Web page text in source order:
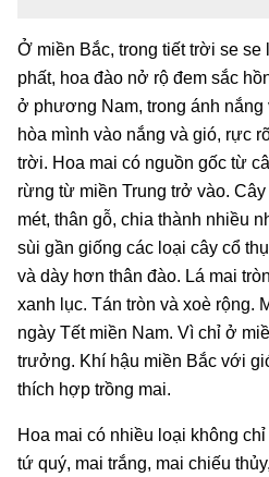
Ở miền Bắc, trong tiết trời se se
phất, hoa đào nở rộ đem sắc
ở phương Nam, trong ánh nắng
hòa mình vào nắng và gió, rực
trời. Hoa mai có nguồn gốc từ
rừng từ miền Trung trở vào.
mét, thân gỗ, chia thành nhiều
sùi gần giống các loại cây cổ
và dày hơn thân đào. Lá mai
xanh lục. Tán tròn và xoè rộng.
ngày Tết miền Nam. Vì chỉ ở
trưởng. Khí hậu miền Bắc với
thích hợp trồng mai.
Hoa mai có nhiều loại không
tứ quý, mai trắng, mai chiếu